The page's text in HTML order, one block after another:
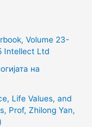
Volume 23-
Intellect Ltd
на
Life Values, and
Prof, Zhilong Yan,